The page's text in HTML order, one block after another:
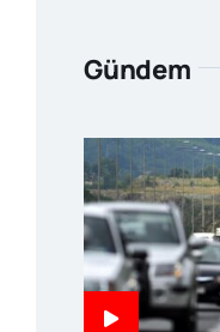
Gündem